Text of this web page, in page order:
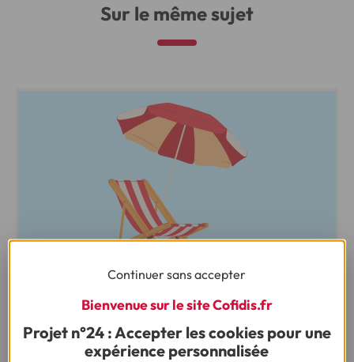
Sur le même sujet
BUDGET VACANCES D’ÉTÉ DES FRANÇAIS 2026
Le budget vacances des Français atteint son plus
Continuer sans accepter
Bienvenue sur le site Cofidis.fr
Projet n°24 : Accepter les cookies pour une
expérience personnalisée